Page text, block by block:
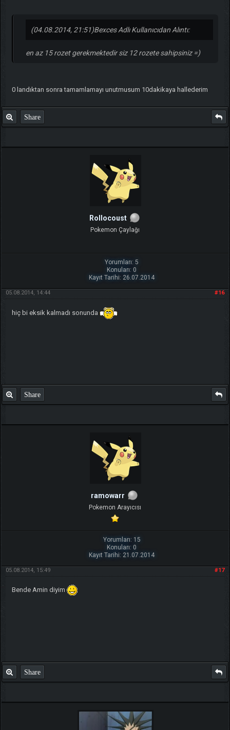
(04.08.2014, 21:51)Bexces Adlı Kullanıcıdan Alıntı:
en az 15 rozet gerekmektedir siz 12 rozete sahipsiniz =)
0 landıktan sonra tamamlamayı unutmusum 10dakikaya hallederim
Share
Rollocoust
Pokemon Çaylağı
Yorumları: 5
Konuları: 0
Kayıt Tarihi: 26.07.2014
#16
05.08.2014, 14:44
hiç bi eksik kalmadı sonunda
Share
ramowarr
Pokemon Arayıcısı
Yorumları: 15
Konuları: 0
Kayıt Tarihi: 21.07.2014
#17
05.08.2014, 15:49
Bende Amin diyim
Share